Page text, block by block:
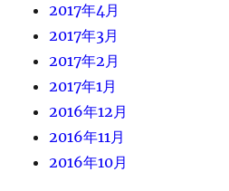
2017年4月
2017年3月
2017年2月
2017年1月
2016年12月
2016年11月
2016年10月